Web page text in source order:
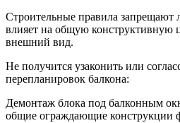
Строительные правила запрещают
влияет на общую конструктивную
внешний вид.
Не получится узаконить или
перепланировок балкона:
Демонтаж блока под балконным
общие ограждающие конструкции